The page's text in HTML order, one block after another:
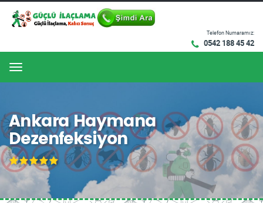
Telefon Numaramız:
0542 188 45 42
Menu
Ankara Haymana
Dezenfeksiyon